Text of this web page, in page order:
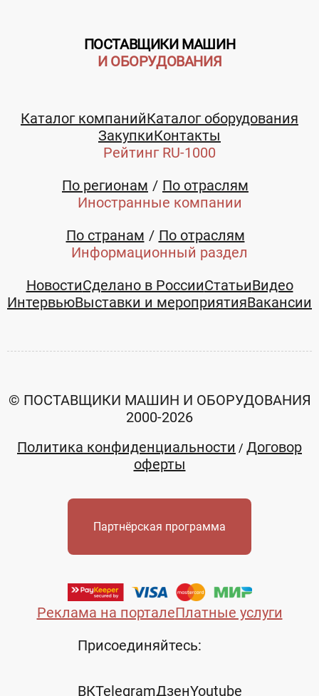
8 (800) 550-32-13
mail@gipertec.ru
ПОСТАВЩИКИ МАШИН
И ОБОРУДОВАНИЯ
Каталог компанийКаталог оборудования
ЗакупкиКонтакты
Рейтинг RU-1000
По регионам
По отраслям
Иностранные компании
По странам
По отраслям
Информационный раздел
НовостиСделано в РоссииСтатьиВидео
ИнтервьюВыставки и мероприятияВакансии
Реклама на порталеПлатные услуги
© ПОСТАВЩИКИ МАШИН И ОБОРУДОВАНИЯ
2000-2026
Политика конфиденциальности / Договор
оферты
Партнёрская программа
Присоединяйтесь:
ВКTelegramДзенYoutube